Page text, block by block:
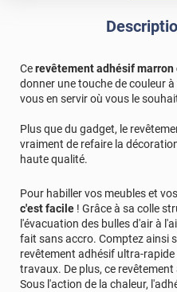
Cerevêtement adhésif marron
donner une touche de couleur
vous en servir où vous le
Plus que du gadget, le
vraiment de refaire la
haute qualité.
Pour habiller vos meubles et
c'est facile ! Grâce à sa colle
l'évacuation des bulles d'air à
fait sans accro. Comptez ainsi
revêtement adhésif ultra-
travaux. De plus, ce
Sous l'action de la chaleur,